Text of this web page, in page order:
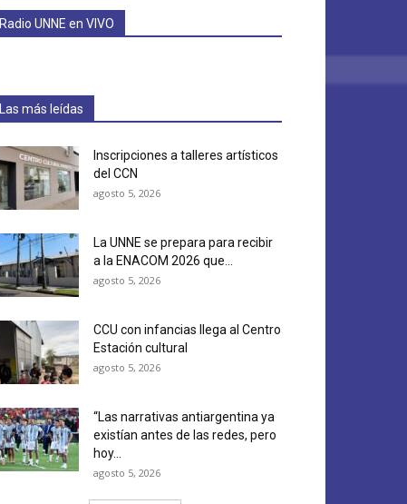
Radio UNNE en VIVO
Las más leídas
Inscripciones a talleres artísticos
del CCN
agosto 5, 2026
La UNNE se prepara para recibir
a la ENACOM 2026 que...
agosto 5, 2026
CCU con infancias llega al Centro
Estación cultural
agosto 5, 2026
“Las narrativas antiargentina ya
existían antes de las redes, pero
hoy...
agosto 5, 2026